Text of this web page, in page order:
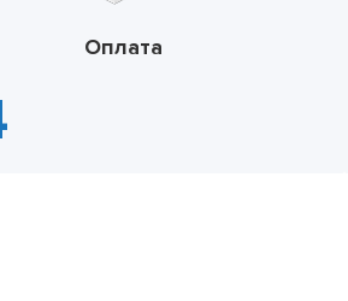
Оплата